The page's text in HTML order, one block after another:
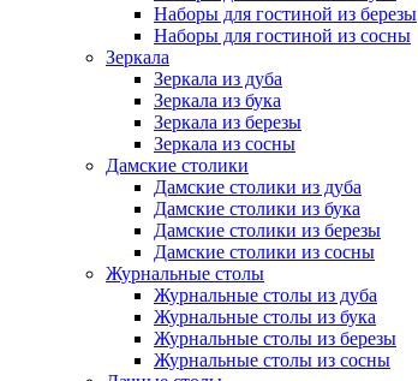
Наборы для гостиной из березы
Наборы для гостиной из сосны
Зеркала
Зеркала из дуба
Зеркала из бука
Зеркала из березы
Зеркала из сосны
Дамские столики
Дамские столики из дуба
Дамские столики из бука
Дамские столики из березы
Дамские столики из сосны
Журнальные столы
Журнальные столы из дуба
Журнальные столы из бука
Журнальные столы из березы
Журнальные столы из сосны